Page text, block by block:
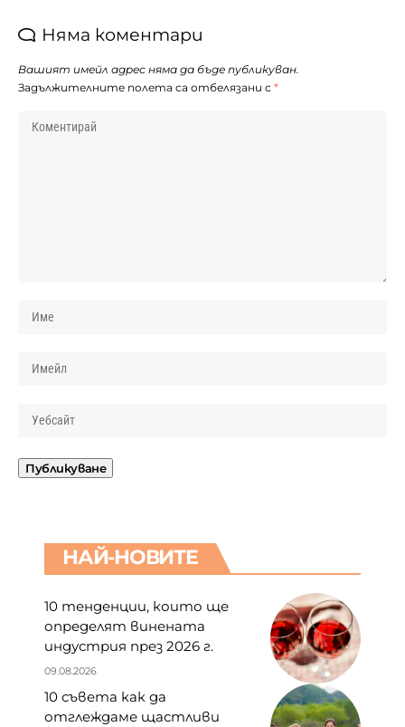
Няма коментари
Вашият имейл адрес няма да бъде публикуван.
Задължителните полета са отбелязани с *
НАЙ-НОВИТЕ
10 тенденции, които ще
определят винената
индустрия през 2026 г.
09.08.2026
10 съвета как да
отглеждаме щастливи